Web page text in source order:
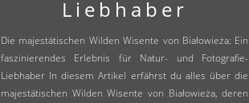
Liebhaber
Die majestätischen Wilden Wisente von Białowieża: Ein
faszinierendes Erlebnis für Natur- und Fotografie-
Liebhaber In diesem Artikel erfährst du alles über die
majestätischen Wilden Wisente von Białowieża, deren